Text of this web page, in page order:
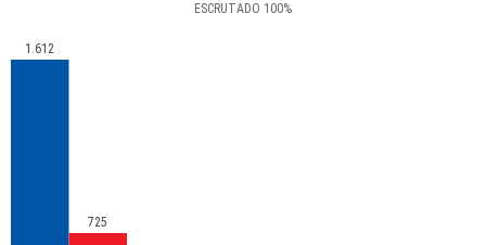
ESCRUTADO 100%
1.612
725